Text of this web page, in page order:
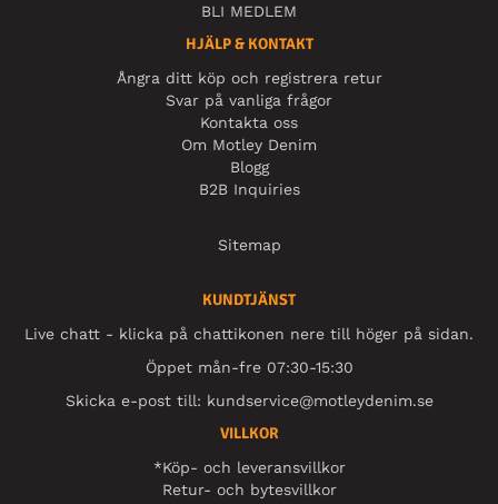
BLI MEDLEM
HJÄLP & KONTAKT
Ångra ditt köp och registrera retur
Svar på vanliga frågor
Kontakta oss
Om Motley Denim
Blogg
B2B Inquiries
Sitemap
KUNDTJÄNST
Live chatt - klicka på chattikonen nere till höger på sidan.
Öppet mån-fre 07:30-15:30
Skicka e-post till: kundservice@motleydenim.se
VILLKOR
*Köp- och leveransvillkor
Retur- och bytesvillkor